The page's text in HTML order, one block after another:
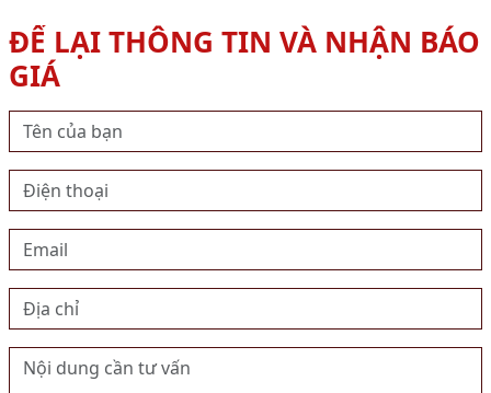
ĐỂ LẠI THÔNG TIN VÀ NHẬN BÁO
GIÁ